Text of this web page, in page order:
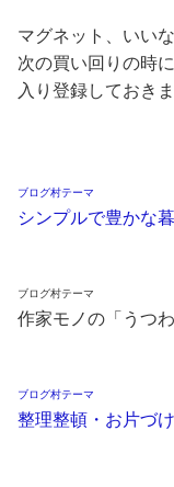
マグネット、いいな
次の買い回りの時
入り登録しておき
ブログ村テーマ
シンプルで豊かな
ブログ村テーマ
作家モノの「うつ
ブログ村テーマ
整理整頓・お片づ